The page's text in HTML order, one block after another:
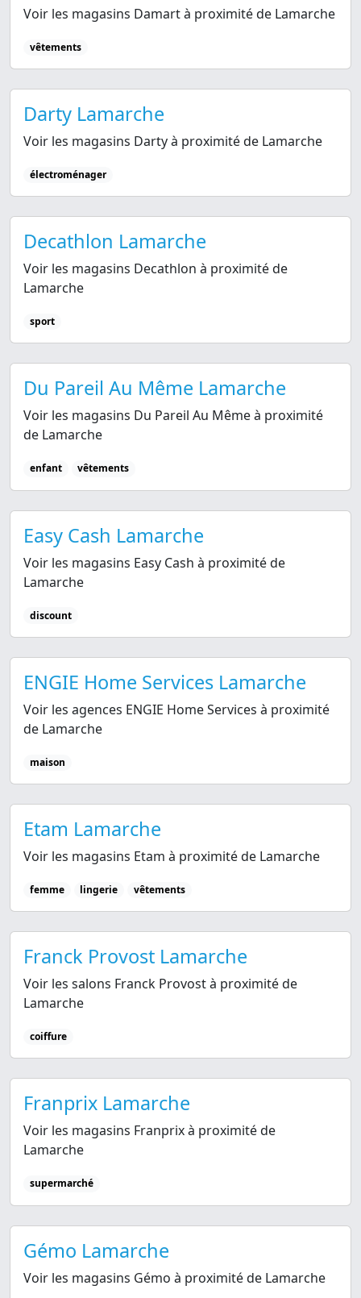
Voir les magasins Damart à proximité de Lamarche
vêtements
Darty Lamarche
Voir les magasins Darty à proximité de Lamarche
électroménager
Decathlon Lamarche
Voir les magasins Decathlon à proximité de
Lamarche
sport
Du Pareil Au Même Lamarche
Voir les magasins Du Pareil Au Même à proximité
de Lamarche
enfant vêtements
Easy Cash Lamarche
Voir les magasins Easy Cash à proximité de
Lamarche
discount
ENGIE Home Services Lamarche
Voir les agences ENGIE Home Services à proximité
de Lamarche
maison
Etam Lamarche
Voir les magasins Etam à proximité de Lamarche
femme lingerie vêtements
Franck Provost Lamarche
Voir les salons Franck Provost à proximité de
Lamarche
coiffure
Franprix Lamarche
Voir les magasins Franprix à proximité de
Lamarche
supermarché
Gémo Lamarche
Voir les magasins Gémo à proximité de Lamarche